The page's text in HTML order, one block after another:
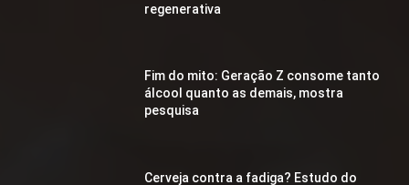
regenerativa
Fim do mito: Geração Z consome tanto
álcool quanto as demais, mostra
pesquisa
Cerveja contra a fadiga? Estudo do